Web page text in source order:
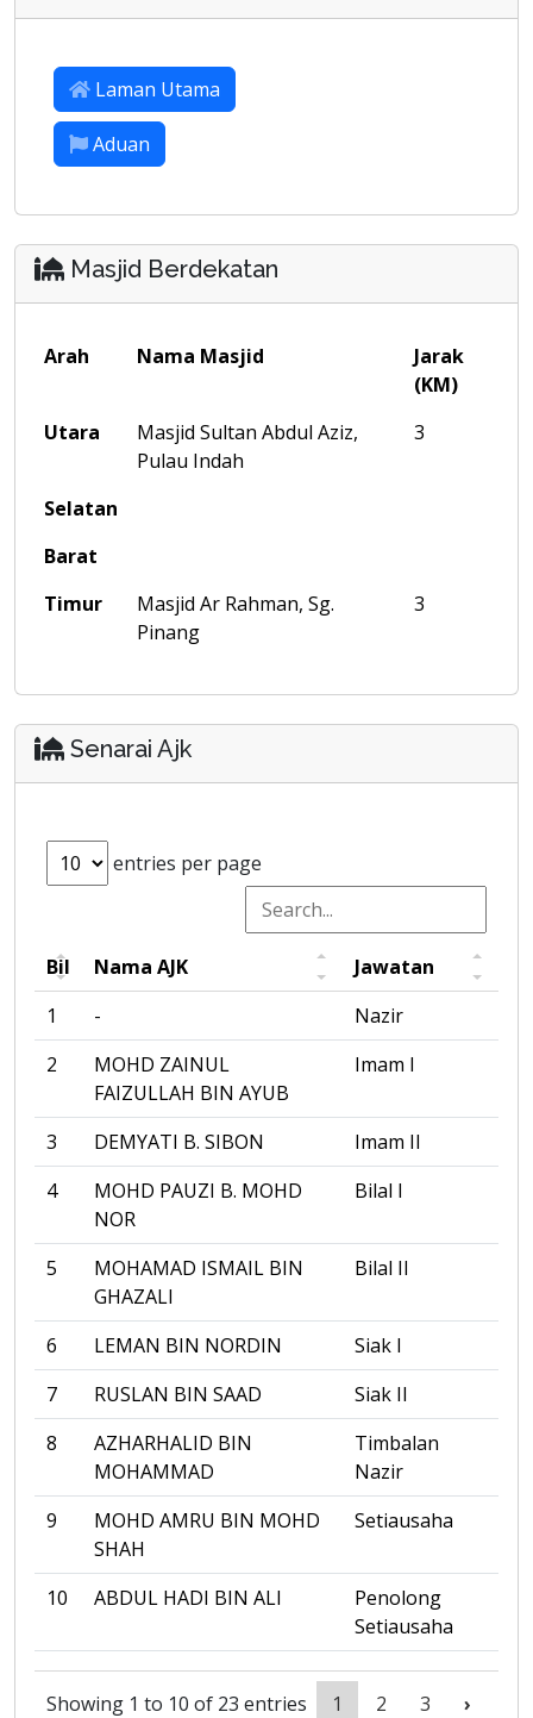
Laman Utama
Aduan
Masjid Berdekatan
Arah Nama Masjid
Jarak
(KM)
Utara
Masjid Sultan Abdul Aziz,
Pulau Indah
3
Selatan
Barat
Timur
Masjid Ar Rahman, Sg.
Pinang
3
Senarai Ajk
entries per page
Bil Nama AJK
Jawatan
1
-
Nazir
2
MOHD ZAINUL
FAIZULLAH BIN AYUB
Imam I
3 DEMYATI B. SIBON
Imam II
4
MOHD PAUZI B. MOHD
NOR
Bilal I
5
MOHAMAD ISMAIL BIN
GHAZALI
Bilal II
6 LEMAN BIN NORDIN
Siak I
7
RUSLAN BIN SAAD
Siak II
8
AZHARHALID BIN
MOHAMMAD
Timbalan
Nazir
9
MOHD AMRU BIN MOHD
SHAH
Setiausaha
10 ABDUL HADI BIN ALI
Penolong
Setiausaha
Showing 1 to 10 of 23 entries 1 2 3 ›